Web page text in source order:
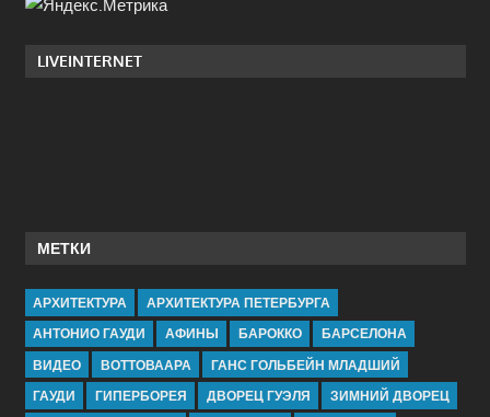
LIVEINTERNET
МЕТКИ
АРХИТЕКТУРА
АРХИТЕКТУРА ПЕТЕРБУРГА
АНТОНИО ГАУДИ
АФИНЫ БАРОККО
БАРСЕЛОНА
ВИДЕО
ВОТТОВААРА
ГАНС ГОЛЬБЕЙН МЛАДШИЙ
ГАУДИ
ГИПЕРБОРЕЯ ДВОРЕЦ ГУЭЛЯ ЗИМНИЙ ДВОРЕЦ